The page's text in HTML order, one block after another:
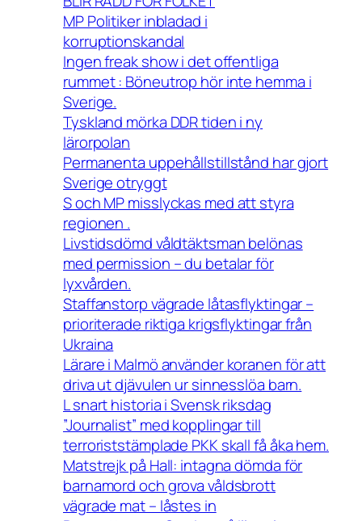
MP Politiker inbladad i
korruptionskandal
Ingen freak show i det offentliga
rummet : Böneutrop hör inte hemma i
Sverige.
Tyskland mörka DDR tiden i ny
lärorpolan
Permanenta uppehållstillstånd har gjort
Sverige otryggt
S och MP misslyckas med att styra
regionen .
Livstidsdömd våldtäktsman belönas
med permission – du betalar för
lyxvården.
Staffanstorp vägrade låtasflyktingar –
prioriterade riktiga krigsflyktingar från
Ukraina
Lärare i Malmö använder koranen för att
driva ut djävulen ur sinnesslöa barn.
L snart historia i Svensk riksdag
”Journalist” med kopplingar till
terroriststämplade PKK skall få åka hem.
Matstrejk på Hall: intagna dömda för
barnamord och grova våldsbrott
vägrade mat – låstes in